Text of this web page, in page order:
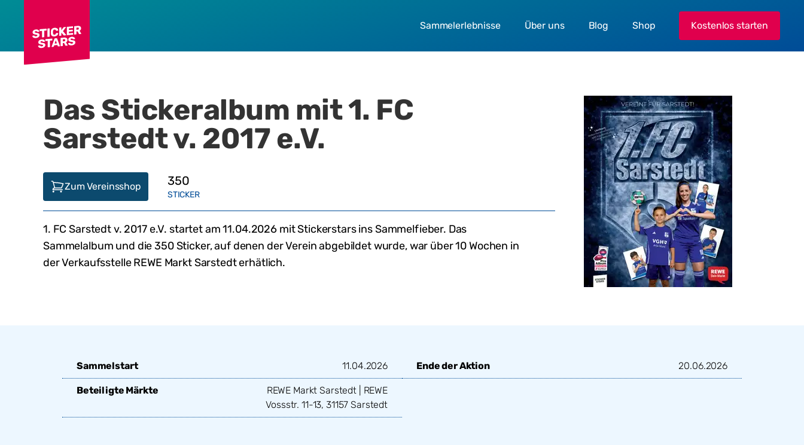
Sammelerlebnisse Über uns Blog Shop Kostenlos starten
Das Stickeralbum mit1. FC
Sarstedt v. 2017 e.V.
Zum Vereinsshop 350
STICKER
1. FC Sarstedt v. 2017 e.V. startet am 11.04.2026mit Stickerstars ins Sammelfieber. Das
Sammelalbum und die350Sticker, auf denen der Verein abgebildet wurde,war über 10 Wochen in
der Verkaufsstelle REWE Markt Sarstedterhätlich.
Sammelstart 11.04.2026 Ende der Aktion 20.06.2026
Beteiligte Märkte
REWE Markt Sarstedt | REWE
Vossstr. 11-13, 31157 Sarstedt